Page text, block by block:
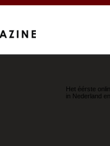
Het éérste
in Nederland